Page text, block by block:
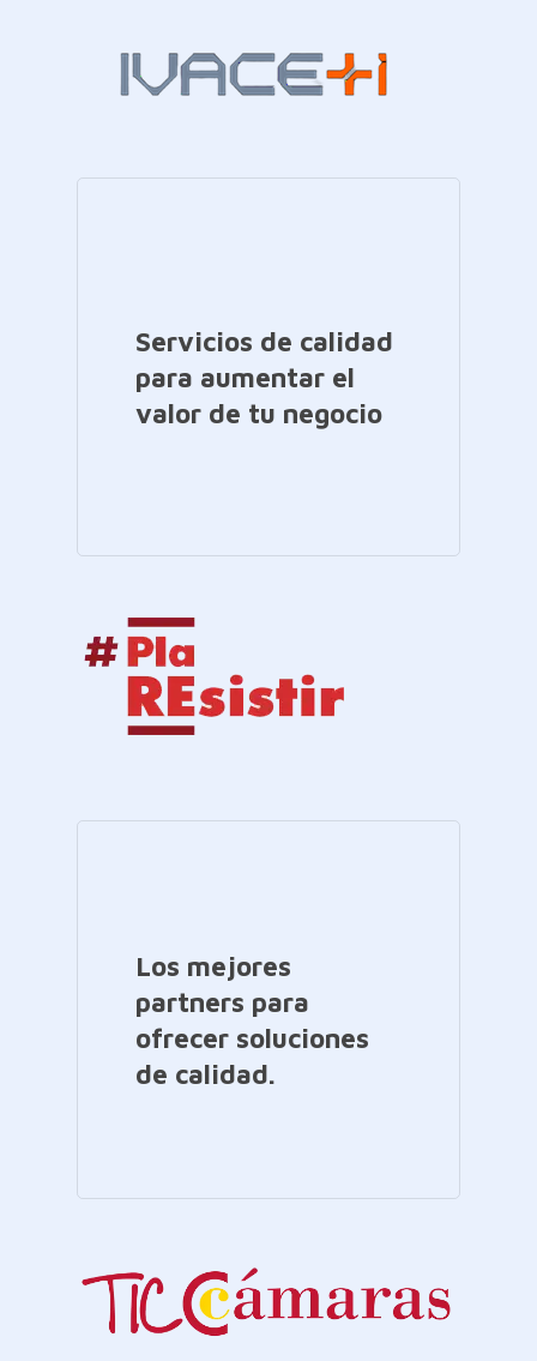
Servicios de calidad
para aumentar el
valor de tu negocio
Los mejores
partners para
ofrecer soluciones
de calidad.